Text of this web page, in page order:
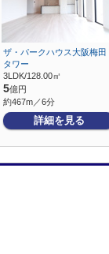
ザ・パークハウス大阪梅田
タワー
3LDK/128.00㎡
5億円
約467m／6分
詳細を見る